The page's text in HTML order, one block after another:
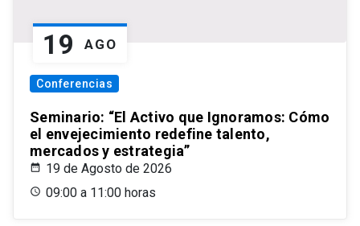
19 AGO
Conferencias
Seminario: “El Activo que Ignoramos: Cómo
el envejecimiento redefine talento,
mercados y estrategia”
19 de Agosto de 2026
09:00 a 11:00 horas